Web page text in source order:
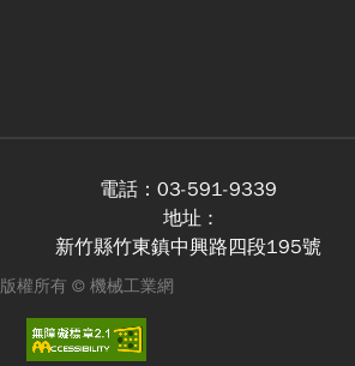
電話： 03-591-9339
地址 :
新竹縣竹東鎮中興路四段195號
版權所有 © 機械工業網